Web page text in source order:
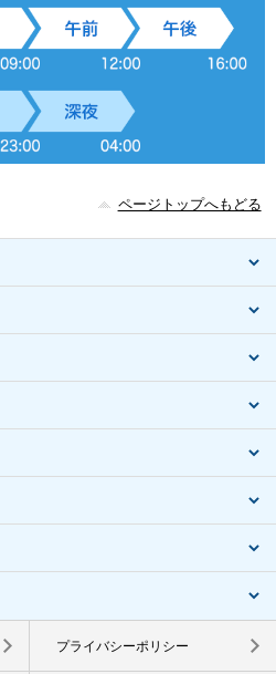
ページトップへもどる
プライバシーポリシー